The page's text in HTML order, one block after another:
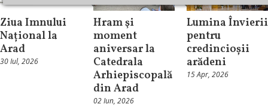
Ziua Imnului
Național la
Arad
30 Iul, 2026
Hram şi
moment
aniversar la
Catedrala
Arhiepiscopală
din Arad
02 Iun, 2026
Lumina Învierii
pentru
credincioșii
arădeni
15 Apr, 2026